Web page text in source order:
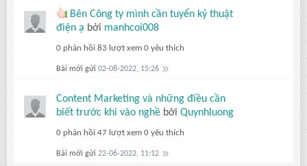
Bên Công ty mình cần tuyển kỹ thuật
điện ạ bởi manhcoi008
0 phản hồi 83 lượt xem 0 yêu thích
Bài mới gửi 02-08-2022, 15:26
Content Marketing và những điều cần
biết trước khi vào nghề bởi Quynhluong
0 phản hồi 47 lượt xem 0 yêu thích
Bài mới gửi 22-06-2022, 11:12